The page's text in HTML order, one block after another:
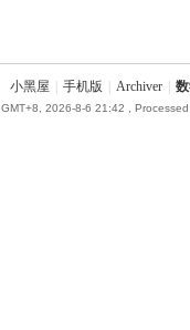
小黑屋 手机版 Archiver
GMT+8, 2026-8-6 21:42 ,